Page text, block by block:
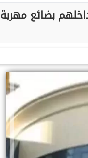
الجوى تتمكن من ضبط (5 طرود) بداخلهم بضائع مهربة